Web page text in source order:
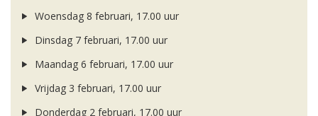
Woensdag 8 februari, 17.00 uur
Dinsdag 7 februari, 17.00 uur
Maandag 6 februari, 17.00 uur
Vrijdag 3 februari, 17.00 uur
Donderdag 2 februari, 17.00 uur